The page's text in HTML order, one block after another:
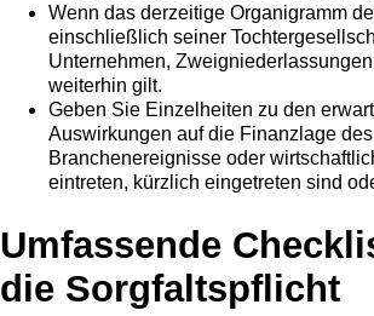
Wenn das derzeitige Organigramm
einschließlich seiner
Unternehmen,
weiterhin gilt.
Geben Sie Einzelheiten zu den
Auswirkungen auf die Finanzlage
Branchenereignisse oder
eintreten, kürzlich eingetreten sind
Umfassende
die Sorgfaltspflicht